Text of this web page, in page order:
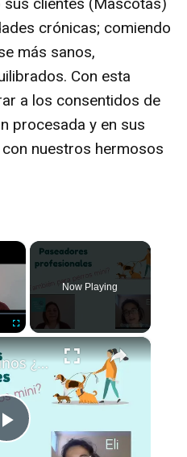
sus clientes (Mascotas)
crónicas; comiendo
más sanos,
Con esta
a los consentidos de
procesada y en sus
nuestros hermosos
×
Now Playing
×
P
Paseos perrunos ¿también para perros mini pinscher?🐕